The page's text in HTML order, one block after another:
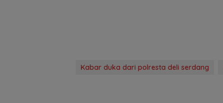
Kabar duka dari polresta deli serdang